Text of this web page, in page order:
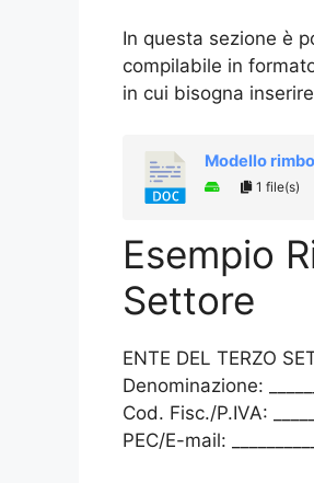
In questa sezione è
compilabile in
in cui bisogna
Modello
1 file(s)
Esempio
Settore
ENTE DEL TERZO
Denominazione:
Cod. Fisc./P.IVA:
PEC/E-mail: